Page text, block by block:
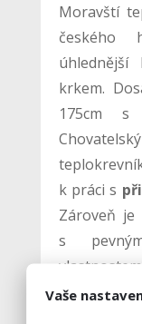
Moravští
českého
krkem.
175cm s
k práci s
Zároveň je
s
Vaše